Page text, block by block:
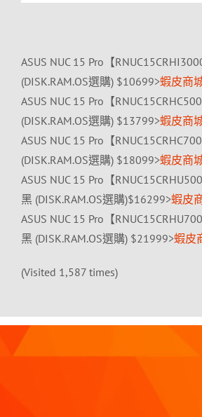
ASUS NUC 15 Pro【
(DISK.RAM.OS選購) $10699>蝦皮商
ASUS NUC 15 Pro【
(DISK.RAM.OS選購) $13799>蝦皮商
ASUS NUC 15 Pro【
(DISK.RAM.OS選購) $18099>蝦皮商
ASUS NUC 15 Pro【
黑 (DISK.RAM.OS選購)$16299>蝦皮
ASUS NUC 15 Pro【
黑 (DISK.RAM.OS選購) $21999>蝦皮
(Visited 1,587 times)